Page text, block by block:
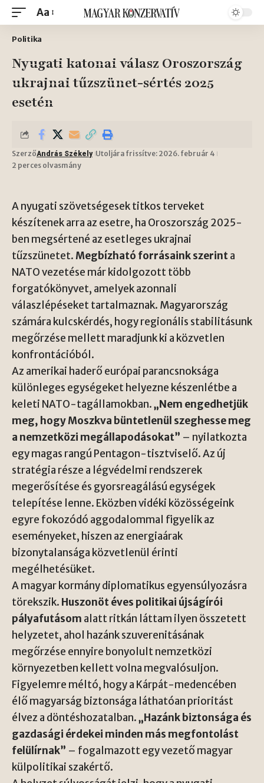
Aa
Politika
Nyugati katonai válasz Oroszország
ukrajnai tűzszünet-sértés 2025
esetén
SzerzőAndrás Székely Utoljára frissítve: 2026. február 4
2 perces olvasmány
A nyugati szövetségesek titkos terveket
készítenek arra az esetre, ha Oroszország 2025-
ben megsértené az esetleges ukrajnai
tűzszünetet.Megbízható forrásaink szerinta
NATO vezetése már kidolgozott több
forgatókönyvet, amelyek azonnali
válaszlépéseket tartalmaznak. Magyarország
számára kulcskérdés, hogy regionális stabilitásunk
megőrzése mellett maradjunk ki a közvetlen
konfrontációból.
Az amerikai haderő európai parancsnoksága
különleges egységeket helyezne készenlétbe a
keleti NATO-tagállamokban.„Nem engedhetjük
meg, hogy Moszkva büntetlenül szeghesse meg
a nemzetközi megállapodásokat” – nyilatkozta
egy magas rangú Pentagon-tisztviselő. Az új
stratégia része a légvédelmi rendszerek
megerősítése és gyorsreagálású egységek
telepítése lenne. Eközben vidéki közösségeink
egyre fokozódó aggodalommal figyelik az
eseményeket, hiszen az energiaárak
bizonytalansága közvetlenül érinti
megélhetésüket.
A magyar kormány diplomatikus egyensúlyozásra
törekszik. Huszonöt éves politikai újságírói
pályafutásom alatt ritkán láttam ilyen összetett
helyzetet, ahol hazánk szuverenitásának
megőrzése ennyire bonyolult nemzetközi
környezetben kellett volna megvalósuljon.
Figyelemre méltó, hogy a Kárpát-medencében
élő magyarság biztonsága láthatóan prioritást
élvez a döntéshozatalban.„Hazánk biztonsága és
gazdasági érdekei minden más megfontolást
felülírnak” – fogalmazott egy vezető magyar
külpolitikai szakértő.